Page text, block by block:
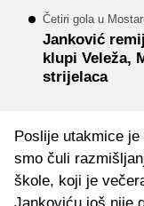
Četiri gola u
Janković
klupi Veleža,
strijelaca
Poslije utakmice
smo čuli
škole, koji je
Jankoviću još nije